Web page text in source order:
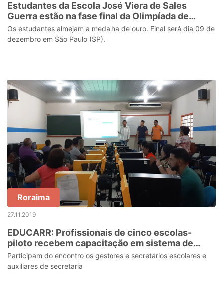
Estudantes da Escola José Viera de Sales
Guerra estão na fase final da Olimpíada de
Língua Portuguesa
Os estudantes almejam a medalha de ouro. Final será dia 09 de
dezembro em São Paulo (SP).
Roraima
27.11.2019
EDUCARR: Profissionais de cinco escolas-
piloto recebem capacitação em sistema de
gestão educacional
Participam do encontro os gestores e secretários escolares e
auxiliares de secretaria